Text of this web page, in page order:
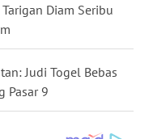
Diam Seribu
Judi Togel Bebas
Pasar 9